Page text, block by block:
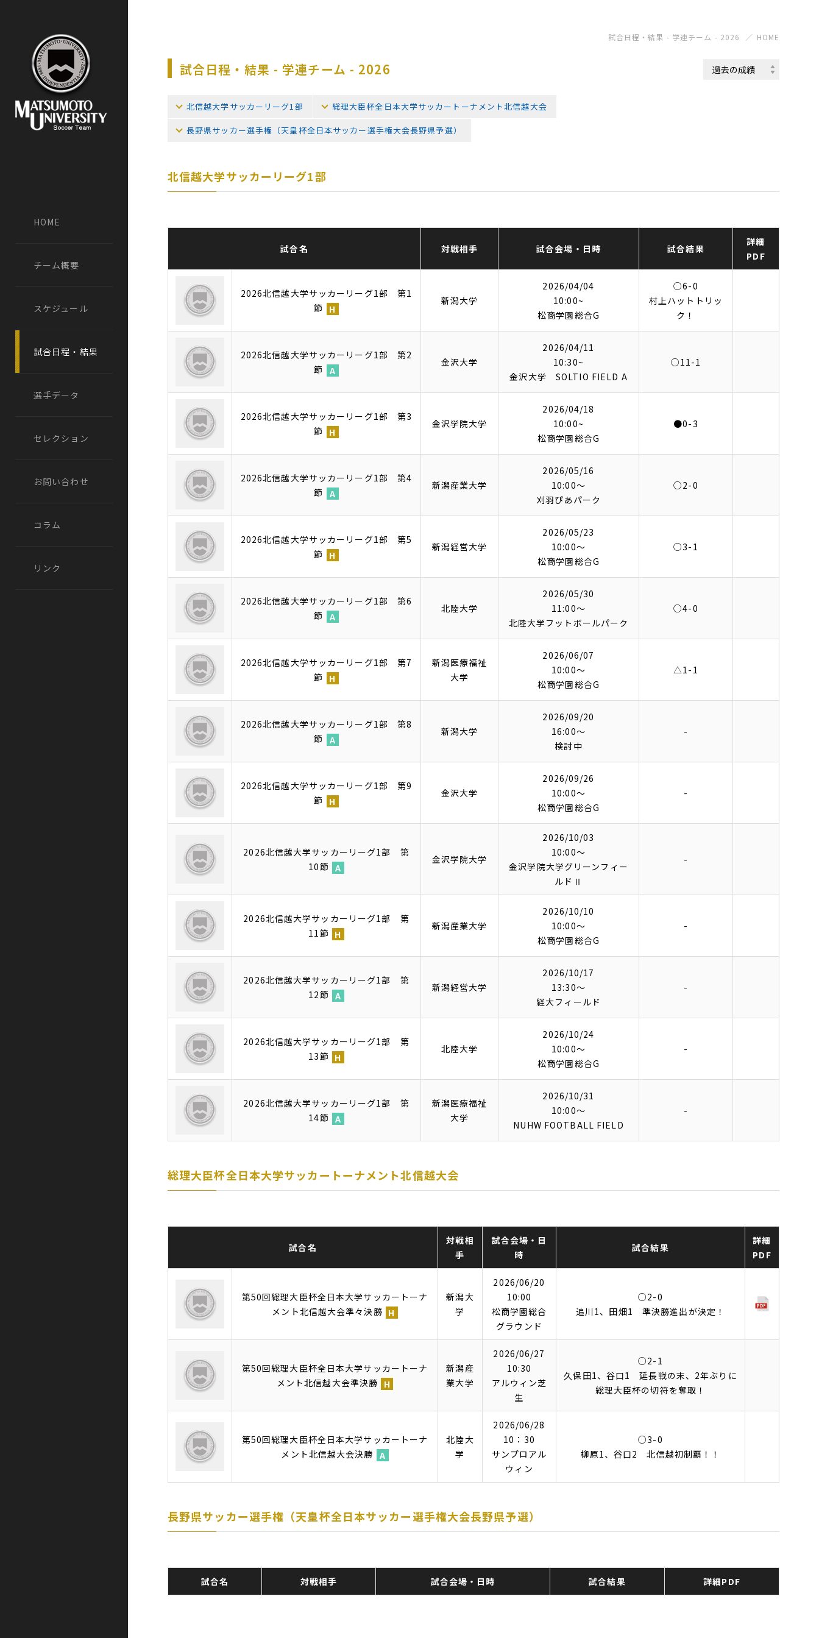
HOME
チーム概要
スケジュール
試合日程・結果
選手データ
セレクション
お問い合わせ
コラム
リンク
試合日程・結果 - 学連チーム - 2026 HOME
試合日程・結果 - 学連チーム - 2026
北信越大学サッカーリーグ1部 総理大臣杯全日本大学サッカートーナメント北信越大会
長野県サッカー選手権（天皇杯全日本サッカー選手権大会長野県予選）
北信越大学サッカーリーグ1部
試合名 対戦相手 試合会場・日時 試合結果
詳細
PDF
2026北信越大学サッカーリーグ1部 第1
節
ム
新潟大学
2026/04/04
10:00~
松商学園総合G
○6-0
村上ハットトリッ
ク！
2026北信越大学サッカーリーグ1部 第2
節
ェ
イ
金沢大学
2026/04/11
10:30~
金沢大学 SOLTIO FIELD A
○11-1
2026北信越大学サッカーリーグ1部 第3
節
ム
金沢学院大学
2026/04/18
10:00~
松商学園総合G
●0-3
2026北信越大学サッカーリーグ1部 第4
節
ェ
イ
新潟産業大学
2026/05/16
10:00〜
刈羽ぴあパーク
○2-0
2026北信越大学サッカーリーグ1部 第5
節
ム
新潟経営大学
2026/05/23
10:00〜
松商学園総合G
○3-1
2026北信越大学サッカーリーグ1部 第6
節
ェ
イ
北陸大学
2026/05/30
11:00〜
北陸大学フットボールパーク
○4-0
2026北信越大学サッカーリーグ1部 第7
節
ム
新潟医療福祉
大学
2026/06/07
10:00〜
松商学園総合G
△1-1
2026北信越大学サッカーリーグ1部 第8
節
ェ
イ
新潟大学
2026/09/20
16:00〜
検討中
-
2026北信越大学サッカーリーグ1部 第9
節
金沢大学
2026/09/26
10:00〜
松商学園総合G
-
2026北信越大学サッカーリーグ1部 第
10節
ウ
イ
金沢学院大学
2026/10/03
10:00〜
金沢学院大学グリーンフィー
ルドⅡ
-
2026北信越大学サッカーリーグ1部 第
11節
ム
新潟産業大学
2026/10/10
10:00〜
松商学園総合G
-
2026北信越大学サッカーリーグ1部 第
12節
ェ
イ
新潟経営大学
2026/10/17
13:30〜
経大フィールド
-
2026北信越大学サッカーリーグ1部 第
13節
ム
北陸大学
2026/10/24
10:00〜
松商学園総合G
-
2026北信越大学サッカーリーグ1部 第
14節
イ
新潟医療福祉
大学
2026/10/31
10:00〜
NUHW FOOTBALL FIELD
-
総理大臣杯全日本大学サッカートーナメント北信越大会
試合名
対戦相
手
試合会場・日
時
試合結果
詳細
PDF
第50回総理大臣杯全日本大学サッカートーナ
メント北信越大会準々決勝
ー
新潟大
学
2026/06/20
10:00
松商学園総合
グラウンド
○2-0
追川1、田畑1 準決勝進出が決定！
第50回総理大臣杯全日本大学サッカートーナ
メント北信越大会準決勝
ー
新潟産
業大学
2026/06/27
10:30
アルウィン芝
生
○2-1
久保田1、谷口1 延長戦の末、2年ぶりに
総理大臣杯の切符を奪取！
第50回総理大臣杯全日本大学サッカートーナ
メント北信越大会決勝
ウ
イ
北陸大
学
2026/06/28
10：30
サンプロアル
ウィン
○3-0
柳原1、谷口2 北信越初制覇！！
長野県サッカー選手権（天皇杯全日本サッカー選手権大会長野県予選）
試合名 対戦相手 試合会場・日時 試合結果 詳細PDF